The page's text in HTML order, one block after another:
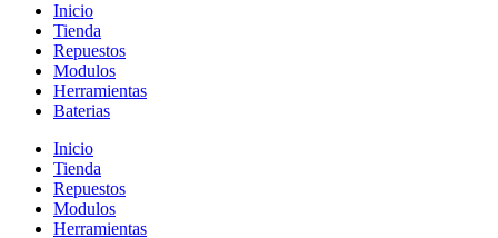
Inicio
Tienda
Repuestos
Modulos
Herramientas
Baterias
Inicio
Tienda
Repuestos
Modulos
Herramientas